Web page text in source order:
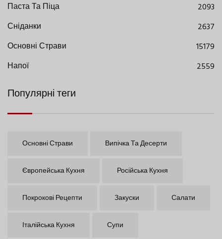
Паста Та Піца
2093
Сніданки
2637
Основні Страви
15179
Напої
2559
Популярні теги
Основні Страви Випічка Та Десерти
Європейська Кухня Російська Кухня
Покрокові Рецепти Закуски Салати
Італійська Кухня Супи